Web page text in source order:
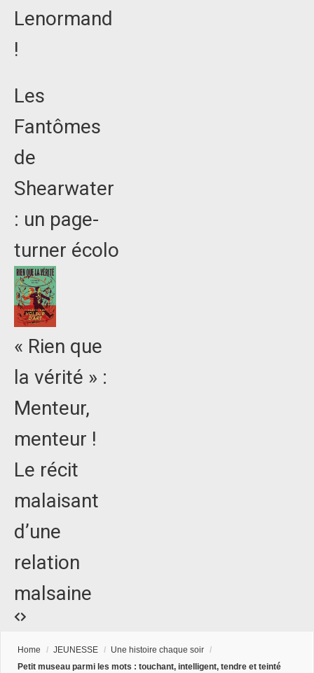
Lenormand
!
Les
Fantômes
de
Shearwater
: un page-
turner écolo
« Rien que
la vérité » :
Menteur,
menteur !
Le récit
malaisant
d’une
relation
malsaine
Home / JEUNESSE / Une histoire chaque soir /
Petit museau parmi les mots : touchant, intelligent, tendre et teinté